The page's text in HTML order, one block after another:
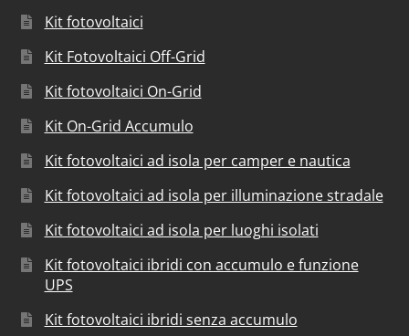
Kit fotovoltaici
Kit Fotovoltaici Off-Grid
Kit fotovoltaici On-Grid
Kit On-Grid Accumulo
Kit fotovoltaici ad isola per camper e nautica
Kit fotovoltaici ad isola per illuminazione stradale
Kit fotovoltaici ad isola per luoghi isolati
Kit fotovoltaici ibridi con accumulo e funzione
UPS
Kit fotovoltaici ibridi senza accumulo